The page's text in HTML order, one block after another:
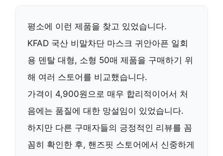
평소에 이런 제품을 찾고 있었습니다.
KFAD 국산 비말차단 마스크 귀안아픈 일회
용 덴탈 대형, 소형 50매 제품을 구매하기 위
해 여러 스토어를 비교했습니다.
가격이 4,900원으로 매우 합리적이어서 처
음에는 품질에 대한 망설임이 있었습니다.
하지만 다른 구매자들의 긍정적인 리뷰를 꼼
꼼히 확인한 후, 핸즈핏 스토어에서 신중하게